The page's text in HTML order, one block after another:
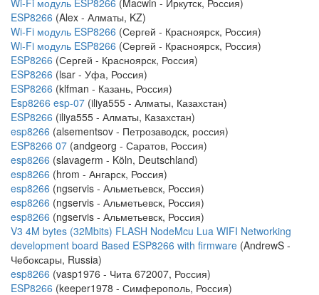
Wi-Fi модуль ESP8266 (Macwin - Иркутск, Россия)
ESP8266 (Alex - Алматы, KZ)
Wi-Fi модуль ESP8266 (Сергей - Красноярск, Россия)
Wi-Fi модуль ESP8266 (Сергей - Красноярск, Россия)
ESP8266 (Сергей - Красноярск, Россия)
ESP8266 (lsar - Уфа, Россия)
ESP8266 (klfman - Казань, Россия)
Esp8266 esp-07 (iliya555 - Алматы, Казахстан)
ESP8266 (iliya555 - Алматы, Казахстан)
esp8266 (alsementsov - Петрозаводск, россия)
ESP8266 07 (andgeorg - Саратов, Россия)
esp8266 (slavagerm - Köln, Deutschland)
esp8266 (hrom - Ангарск, Россия)
esp8266 (ngservis - Альметьевск, Россия)
esp8266 (ngservis - Альметьевск, Россия)
esp8266 (ngservis - Альметьевск, Россия)
V3 4M bytes (32Mbits) FLASH NodeMcu Lua WIFI Networking
development board Based ESP8266 with firmware (AndrewS -
Чебоксары, Russia)
esp8266 (vasp1976 - Чита 672007, Россия)
ESP8266 (keeper1978 - Симферополь, Россия)